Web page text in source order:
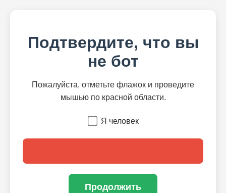
Подтвердите, что вы
не бот
Пожалуйста, отметьте флажок и проведите
мышью по красной области.
Я человек
Продолжить